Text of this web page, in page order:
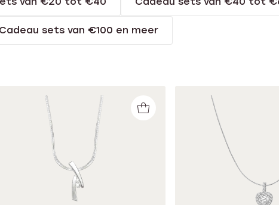
Cadeau sets van €100 en meer